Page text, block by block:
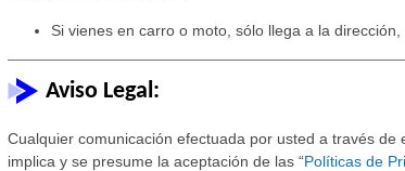
Si vienes en carro o moto, sólo llega a la
Aviso Legal:
Cualquier comunicación efectuada por usted a través
implica y se presume la aceptación de las “Políticas de